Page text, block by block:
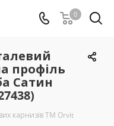
0
профіль
Сатин
карнизів TM Orvit